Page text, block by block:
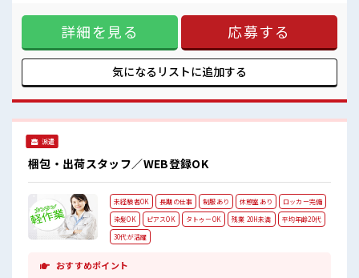
制服があると毎日の服選びに悩まずOK♪ ≪未経験OKの仕事
≫ 新しいことにチャレンジするのは不安だけど、 しっかり働
く環境が整っています！ イチからスキルUP・ステップUP目
指していきましょう！ ≪自分に向いている仕事が探せる≫ 困
った事などがあれば、 担当がしっかりサポートします！ ■職
場の雰囲気 少人数の職場だから一緒に働く仲間との距離もグ
職場！ 休憩室でホッと一息リフレッシュ！
詳細を見る 応募する
気になるリストに追加する
派遣
梱包・出荷スタッフ／WEB登録OK
未経験者OK 長期の仕事 制服あり 休憩室あり
ロッカー完備
染髪OK
ピアスOK タトゥーOK 残業 20H未満
平均年齢20代
30代が活躍
おすすめポイント